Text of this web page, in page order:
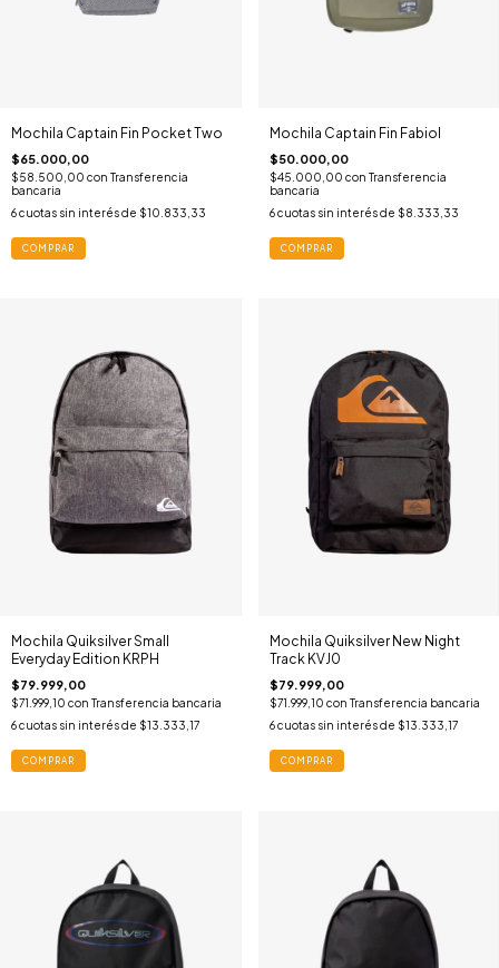
Mochila Captain Fin Pocket Two
$65.000,00
$58.500,00 con Transferencia
bancaria
6cuotas sin interés de $10.833,33
COMPRAR
Mochila Captain Fin Fabiol
$50.000,00
$45.000,00 con Transferencia
bancaria
6 cuotas sin interés de $8.333,33
COMPRAR
Mochila Quiksilver Small
Everyday Edition KRPH
$79.999,00
$71.999,10 con Transferencia bancaria
6cuotas sin interés de $13.333,17
COMPRAR
Mochila Quiksilver New Night
Track KVJ0
$79.999,00
$71.999,10 con Transferencia bancaria
6 cuotas sin interés de $13.333,17
COMPRAR